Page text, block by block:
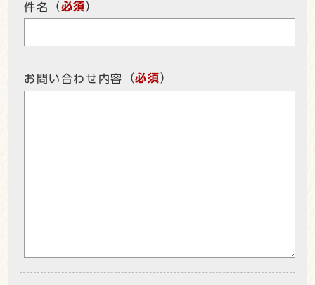
件名 （必須）
お問い合わせ内容 （必須）